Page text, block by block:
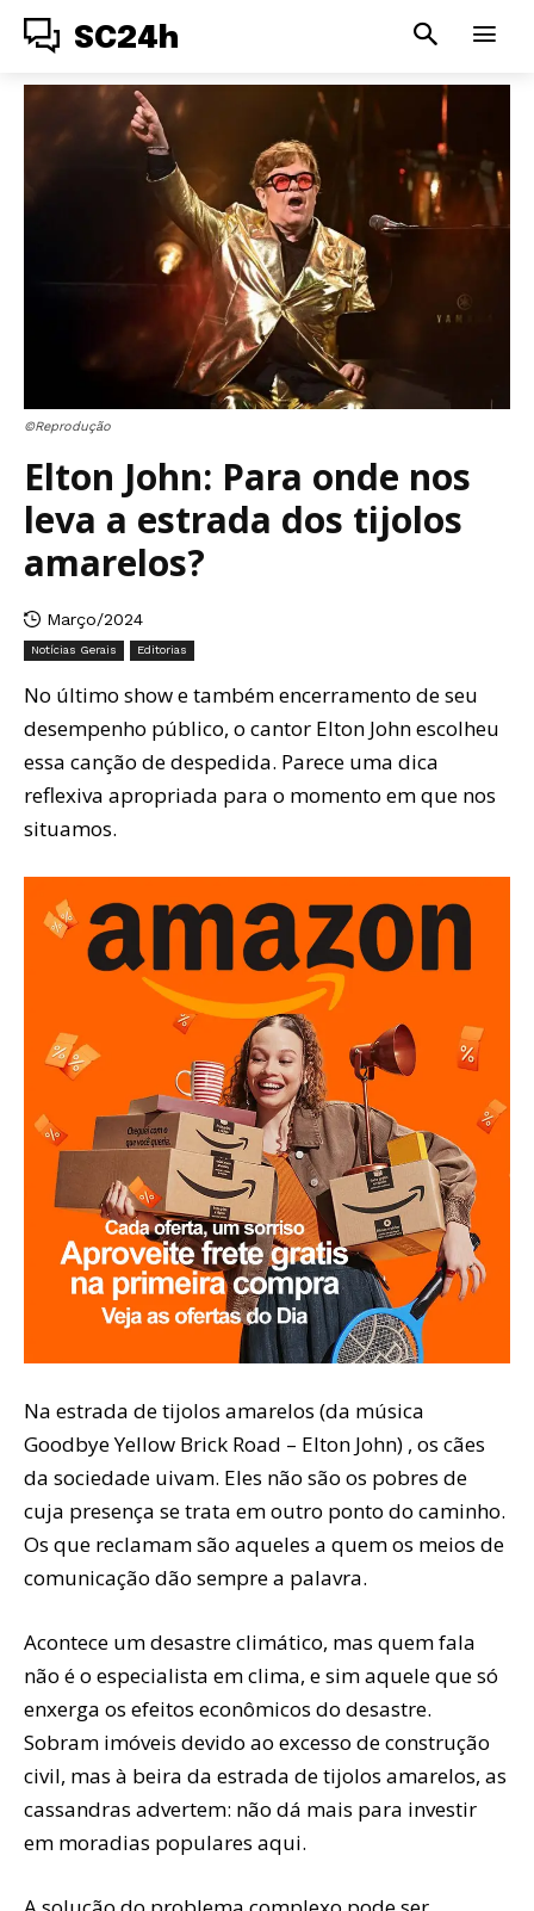
SC24h
©Reprodução
Elton John: Para onde nos
leva a estrada dos tijolos
amarelos?
Março/2024
Notícias Gerais Editorias
No último show e também encerramento de seu
desempenho público, o cantor Elton John escolheu
essa canção de despedida. Parece uma dica
reflexiva apropriada para o momento em que nos
situamos.
Na estrada de tijolos amarelos (da música
Goodbye Yellow Brick Road – Elton John) , os cães
da sociedade uivam. Eles não são os pobres de
cuja presença se trata em outro ponto do caminho.
Os que reclamam são aqueles a quem os meios de
comunicação dão sempre a palavra.
Acontece um desastre climático, mas quem fala
não é o especialista em clima, e sim aquele que só
enxerga os efeitos econômicos do desastre.
Sobram imóveis devido ao excesso de construção
civil, mas à beira da estrada de tijolos amarelos, as
cassandras advertem: não dá mais para investir
em moradias populares aqui.